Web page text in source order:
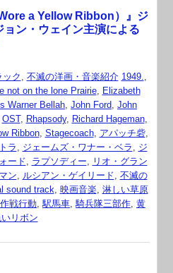
a Yellow Ribbon）』ジ
ョン・ウェイン主演による
ク 不滅の洋画・音楽紹介 1949.
not on the lone Prairie,
Elizabeth
Warner Bellah John Ford John
OST, Rhapsody, Richard Hageman,
Ribbon, Stagecoach, アパッチ砦,
ラ ジェームズ・ワナー・ベラ
ジ
ード ラプソディー
リオ・グラン
ン ルシアン・ゲイリード 不滅の
sound track 映画音楽, 淋しい草原
戦行動 駅馬車 騎兵隊三部作 黄
リボン